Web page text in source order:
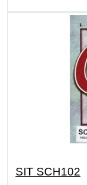
SIT SCH102